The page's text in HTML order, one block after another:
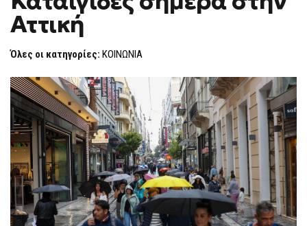
ΣΉΜΕΡΑ
Αττική
Όλες οι κατηγορίες: ΚΟΙΝΩΝΙΑ